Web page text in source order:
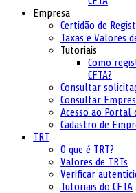
Empresa
Certidão de
Taxas e Valores
Tutoriais
Como
CFTA?
Consultar
Consultar
Acesso ao Portal
Cadastro de
TRT
O que é TRT?
Valores de TRTs
Verificar
Tutoriais do CFTA